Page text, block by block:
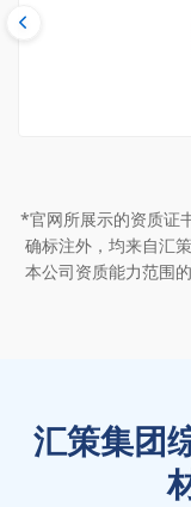
*官网所展示的资质证
确标注外，均来自汇
本公司资质能力范围
汇策集团